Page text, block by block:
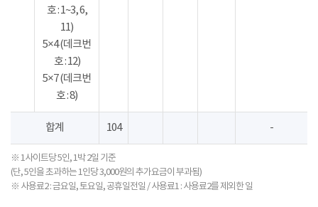
호 : 1~3, 6,
11)
5×4 (데크번
호 : 12)
5×7 (데크번
호 : 8)
합계 104 -
※ 1사이트당 5인, 1박 2일 기준
(단, 5인을 초과하는 1인당 3,000원의 추가요금이 부과됨)
※ 사용료2 : 금요일, 토요일, 공휴일전일 / 사용료1 : 사용료2를 제외한 일